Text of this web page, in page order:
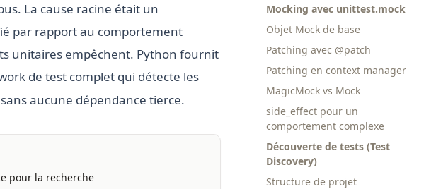
Mocking avec unittest.mock
Objet Mock de base
Patching avec @patch
Patching en context manager
MagicMock vs Mock
side_effect pour un
comportement complexe
Découverte de tests (Test
Discovery)
Structure de projet
La cause racine était un
par rapport au comportement
unitaires empêchent. Python fournit
de test complet qui détecte les
aucune dépendance tierce.
pour la recherche